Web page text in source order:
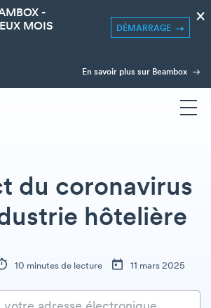
-
MOIS
DÉMARRAGE
×
En savoir plus sur Beambox
du coronavirus
hôtelière
10 minutes de lecture 11 mars 2025